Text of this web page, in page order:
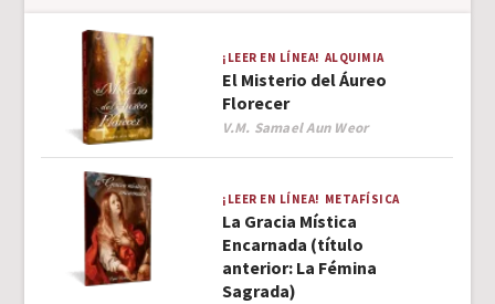
¡LEER EN LÍNEA! ALQUIMIA
El Misterio del Áureo
Florecer
Author
V.M. Samael Aun Weor
¡LEER EN LÍNEA! METAFÍSICA
La Gracia Mística
Encarnada (título
anterior: La Fémina
Sagrada)